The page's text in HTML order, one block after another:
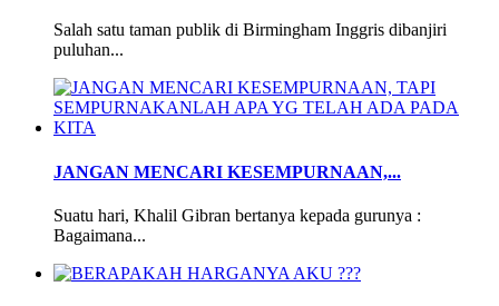
Salah satu taman publik di Birmingham Inggris dibanjiri
puluhan...
JANGAN MENCARI KESEMPURNAAN,...
Suatu hari, Khalil Gibran bertanya kepada gurunya :
Bagaimana...